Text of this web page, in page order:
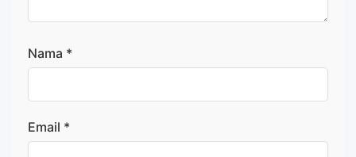
Nama *
Email *